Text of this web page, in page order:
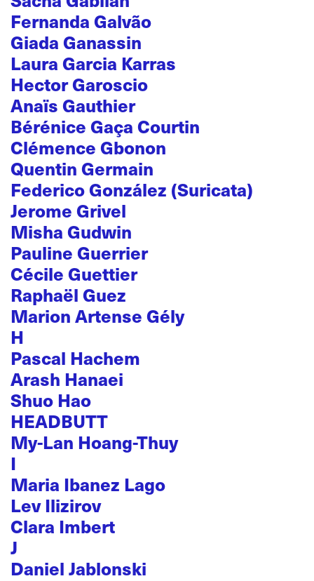
Fernanda Galvão
Giada Ganassin
Laura Garcia Karras
Hector Garoscio
Anaïs Gauthier
Bérénice Gaça Courtin
Clémence Gbonon
Quentin Germain
Federico González (Suricata)
Jerome Grivel
Misha Gudwin
Pauline Guerrier
Cécile Guettier
Raphaël Guez
Marion Artense Gély
H
Pascal Hachem
Arash Hanaei
Shuo Hao
HEADBUTT
My-Lan Hoang-Thuy
I
Maria Ibanez Lago
Lev Ilizirov
Clara Imbert
J
Daniel Jablonski